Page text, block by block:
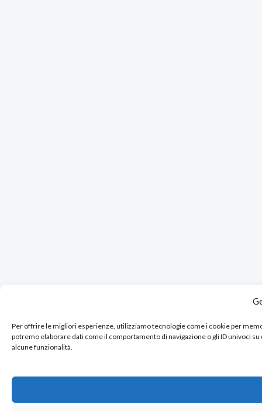
Per offrire le migliori esperienze, utilizziamo tecnologie come i cookie per
potremo elaborare dati come il comportamento di navigazione o gli ID univoci
alcune funzionalità.